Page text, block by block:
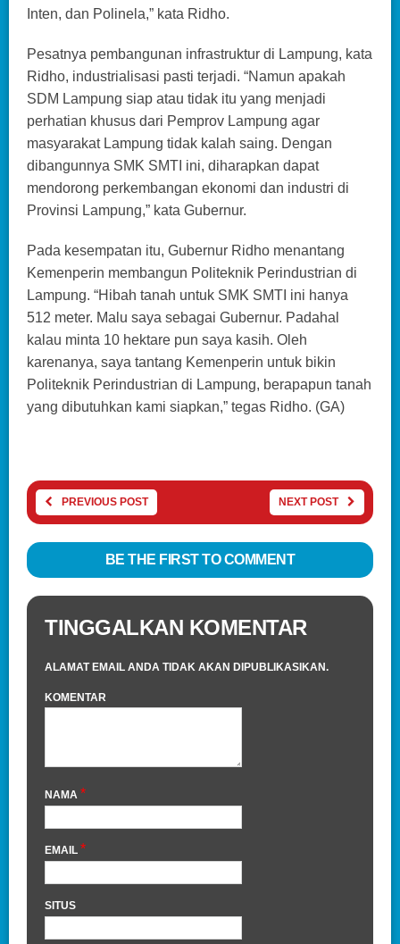
Inten, dan Polinela,” kata Ridho.
Pesatnya pembangunan infrastruktur di Lampung, kata
Ridho, industrialisasi pasti terjadi. “Namun apakah
SDM Lampung siap atau tidak itu yang menjadi
perhatian khusus dari Pemprov Lampung agar
masyarakat Lampung tidak kalah saing. Dengan
dibangunnya SMK SMTI ini, diharapkan dapat
mendorong perkembangan ekonomi dan industri di
Provinsi Lampung,” kata Gubernur.
Pada kesempatan itu, Gubernur Ridho menantang
Kemenperin membangun Politeknik Perindustrian di
Lampung. “Hibah tanah untuk SMK SMTI ini hanya
512 meter. Malu saya sebagai Gubernur. Padahal
kalau minta 10 hektare pun saya kasih. Oleh
karenanya, saya tantang Kemenperin untuk bikin
Politeknik Perindustrian di Lampung, berapapun tanah
yang dibutuhkan kami siapkan,” tegas Ridho. (GA)
PREVIOUS POST NEXT POST
BE THE FIRST TO COMMENT
TINGGALKAN KOMENTAR
ALAMAT EMAIL ANDA TIDAK AKAN DIPUBLIKASIKAN.
KOMENTAR
NAMA *
EMAIL *
SITUS